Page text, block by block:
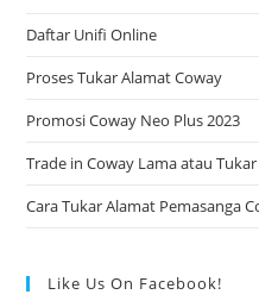
Daftar Unifi Online
Proses Tukar Alamat Coway
Promosi Coway Neo Plus 2023
Trade in Coway Lama atau
Cara Tukar Alamat Pemasanga
Like Us On Facebook!